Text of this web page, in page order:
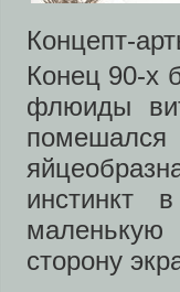
Концепт-
Конец 90-х
флюиды
инстинкт
сторону